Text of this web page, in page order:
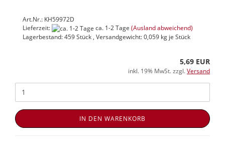
Art.Nr.: KH59972D
Lieferzeit:
ca. 1-2 Tage (Ausland abweichend)
Lagerbestand: 459 Stück , Versandgewicht:0,059 kg je Stück
5,69 EUR
inkl. 19% MwSt. zzgl.Versand
IN DEN WARENKORB